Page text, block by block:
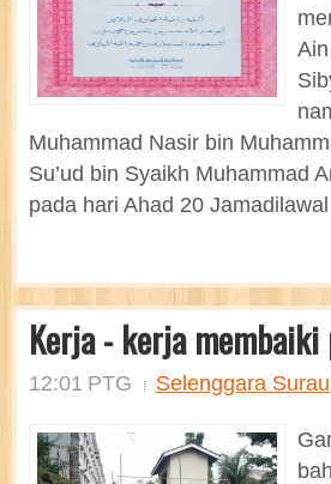
Muhammad Nasir bin
Su’ud bin Syaikh Muhammad
pada hari Ahad 20
Kerja - kerja membaiki
12:01 PTG Selenggara Surau